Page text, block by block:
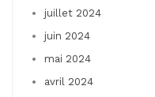
juillet 2024
juin 2024
mai 2024
avril 2024